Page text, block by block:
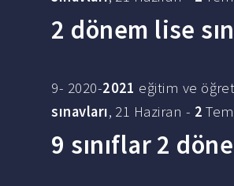
2 dönem lise
9- 2020-2021 eğitim ve
sınavları, 21 Haziran - 2
9 sınıflar 2